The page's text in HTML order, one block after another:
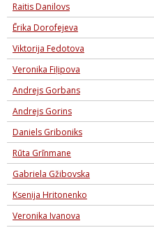
Raitis Danilovs
Ērika Dorofejeva
Viktorija Fedotova
Veronika Fiļipova
Andrejs Gorbans
Andrejs Gorins
Daniels Griboniks
Rūta Grīnmane
Gabriela Gžibovska
Ksenija Hritonenko
Veronika Ivanova